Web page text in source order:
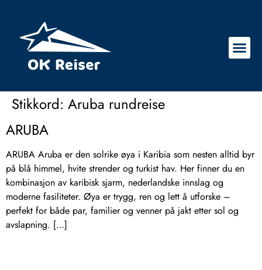
Stikkord: Aruba rundreise
ARUBA
ARUBA Aruba er den solrike øya i Karibia som nesten alltid byr
på blå himmel, hvite strender og turkist hav. Her finner du en
kombinasjon av karibisk sjarm, nederlandske innslag og
moderne fasiliteter. Øya er trygg, ren og lett å utforske –
perfekt for både par, familier og venner på jakt etter sol og
avslapning. […]